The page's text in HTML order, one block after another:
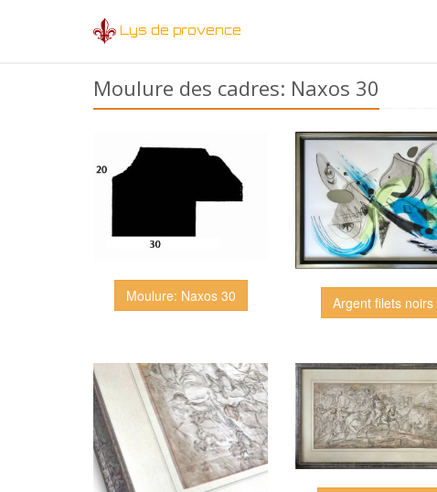
Lys de provence
Moulure des cadres: Naxos 30
Moulure: Naxos 30 Argent filets noirs